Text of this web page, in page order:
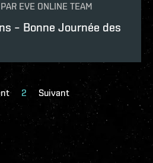
EVE ONLINE TEAM
– Bonne Journée des
2 Suivant